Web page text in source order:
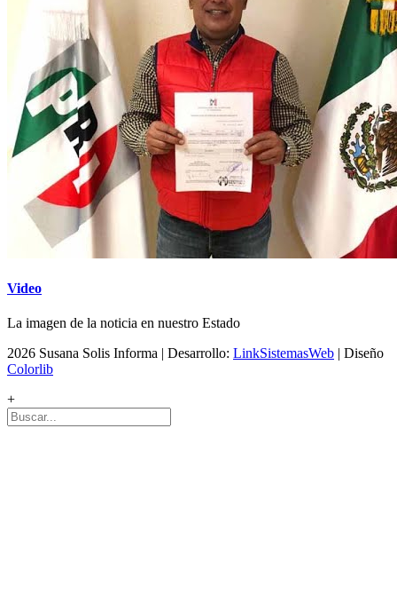
Video
La imagen de la noticia en nuestro Estado
2026 Susana Solis Informa | Desarrollo: LinkSistemasWeb | Diseño
Colorlib
+